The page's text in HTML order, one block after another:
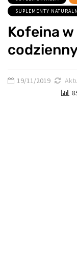
SUPLEMENTY
Kofeina
19/11/2019